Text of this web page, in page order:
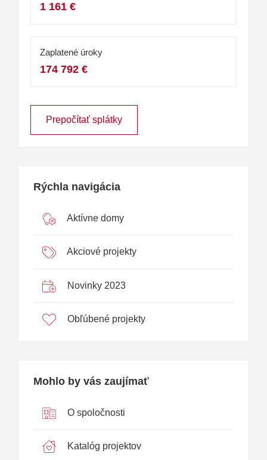
1 161 €
Zaplatené úroky
174 792 €
Prepočítať splátky
Rýchla navigácia
Aktívne domy
Akciové projekty
Novinky 2023
Obľúbené projekty
Mohlo by vás zaujímať
O spoločnosti
Katalóg projektov